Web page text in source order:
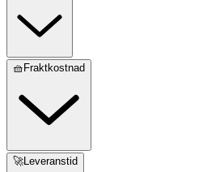
🧺Fraktkostnad
🚀Leveranstid